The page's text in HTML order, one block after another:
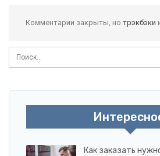
Комментарии закрыты, но трэкбэки
Как заказать